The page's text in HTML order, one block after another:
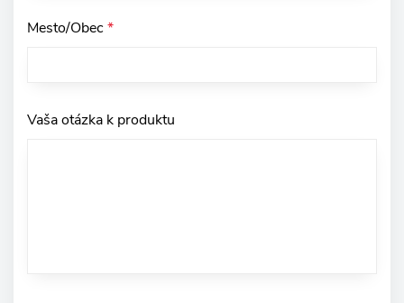
Mesto/Obec*
Vaša otázka k produktu